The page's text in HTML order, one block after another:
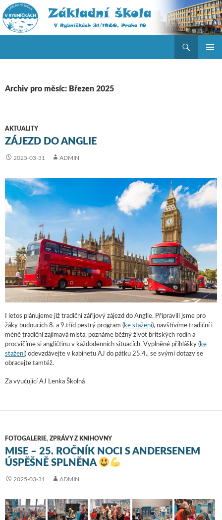
Archiv pro měsíc: Březen 2025
AKTUALITY
ZÁJEZD DO ANGLIE
2025-03-31 ADMIN
I letos plánujeme již tradiční zářijový zájezd do Anglie. Připravili jsme pro
žáky budoucích 8. a 9.tříd pestrý program (ke stažení), navštívíme tradiční i
méně tradiční zajímavá místa, poznáme běžný život britských rodin a
procvičíme si angličtinu v každodenních situacích. Vyplněné přihlášky (ke
stažení) odevzdávejte v kabinetu AJ do pátku 25.4., se svými dotazy se
obracejte tamtéž.
Za vyučující AJ Lenka Školná
FOTOGALERIE, ZPRÁVY Z KNIHOVNY
MISE – 25. ROČNÍK NOCI S ANDERSENEM
ÚSPĚŠNĚ SPLNĚNA
2025-03-31 ADMIN